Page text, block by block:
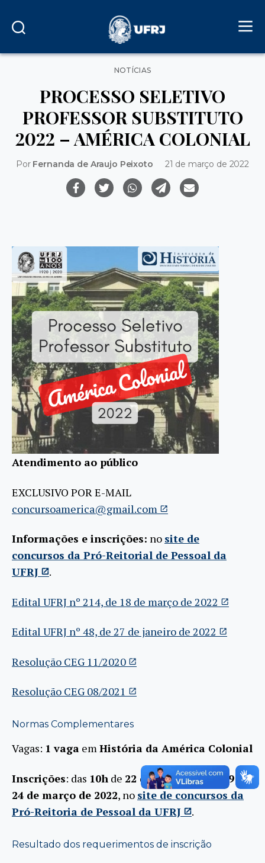
Categorias
NOTÍCIAS
PROCESSO SELETIVO
PROFESSOR SUBSTITUTO
2022 – AMÉRICA COLONIAL
Por Fernanda de Araujo Peixoto 21 de março de 2022
Atendimento ao público
EXCLUSIVO POR E-MAIL
concursoamerica@gmail.com
Informações e inscrições: no site de
concursos da Pró-Reitorial de Pessoal da
UFRJ
.
Edital UFRJ nº 214, de 18 de março de 2022
Edital UFRJ nº 48, de 27 de janeiro de 2022
Resolução CEG 11/2020
Resolução CEG 08/2021
Normas Complementares
Vagas: 1 vaga emHistória da América Colonial
Inscrições: das 10h de 22 de marçoàs23h59 de
24 de março de 2022, no site de concursos da
Pró-Reitoria de Pessoal da UFRJ
.
Resultado dos requerimentos de inscrição